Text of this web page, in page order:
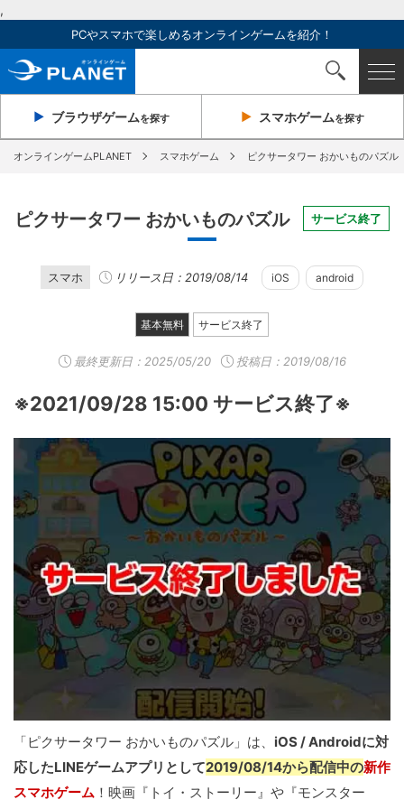
,
PCやスマホで楽しめるオンラインゲームを紹介！
ブラウザゲームを探す スマホゲームを探す
オンラインゲームPLANET スマホゲーム ピクサータワー おかいものパズル
ピクサータワー おかいものパズル サービス終了
スマホ リリース日：2019/08/14 iOS android
基本無料 サービス終了
最終更新日： 2025/05/20 投稿日：2019/08/16
※2021/09/28 15:00 サービス終了※
「ピクサータワー おかいものパズル」は、 iOS / Androidに対
応したLINEゲームアプリとして2019/08/14から配信中の新作
スマホゲーム ！映画『トイ・ストーリー』や『モンスター